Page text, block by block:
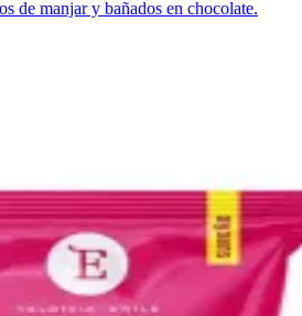
de manjar y bañados en chocolate.